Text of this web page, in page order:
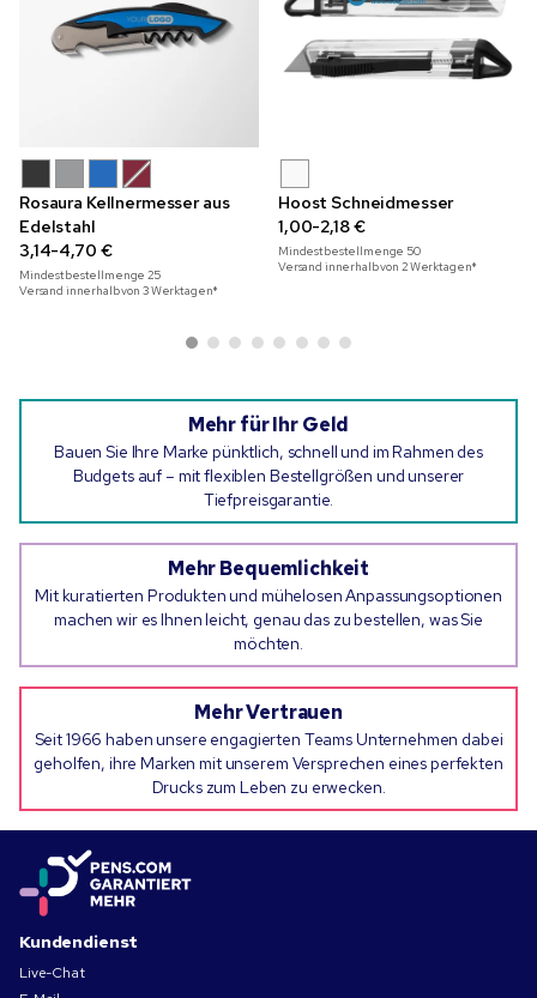
Rosaura Kellnermesser aus
Edelstahl
3,14-4,70 €
Mindestbestellmenge25
Versand innerhalb von 3 Werktagen*
Hoost Schneidmesser
1,00-2,18 €
Mindestbestellmenge 50
Versand innerhalb von 2 Werktagen*
Mehr für Ihr Geld
Bauen Sie Ihre Marke pünktlich, schnell und im Rahmen des
Budgets auf – mit flexiblen Bestellgrößen und unserer
Tiefpreisgarantie.
Mehr Bequemlichkeit
Mit kuratierten Produkten und mühelosen Anpassungsoptionen
machen wir es Ihnen leicht, genau das zu bestellen, was Sie
möchten.
Mehr Vertrauen
Seit 1966 haben unsere engagierten Teams Unternehmen dabei
geholfen, ihre Marken mit unserem Versprechen eines perfekten
Drucks zum Leben zu erwecken.
Kundendienst
Live-Chat